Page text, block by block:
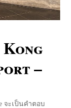
–
จะเป็นคำตอบ